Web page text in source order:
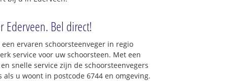
Ederveen. Bel direct!
ervaren schoorsteenveger in regio
service voor uw schoorsteen. Met een
snelle service zijn de schoorsteenvegers
u woont in postcode 6744 en omgeving.